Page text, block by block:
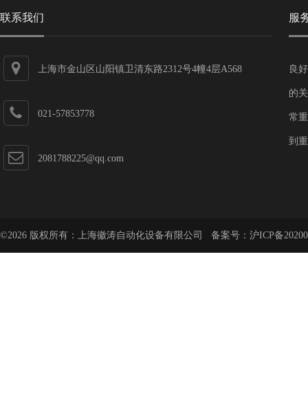
联系我们
上海市金山区山阳镇卫清东路2312号4幢4层A568
021-57853778
2081788225@qq.com
服
良
的
常
到
©2026 版权所有：上海徽涛自动化设备有限公司 备案号： 沪ICP备